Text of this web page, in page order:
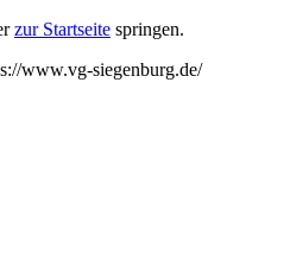
zur Startseite springen.
www.vg-siegenburg.de/